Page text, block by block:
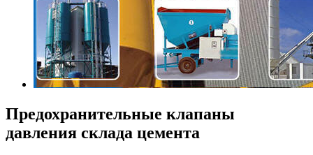
Предохранительные клапаны
давления склада цемента